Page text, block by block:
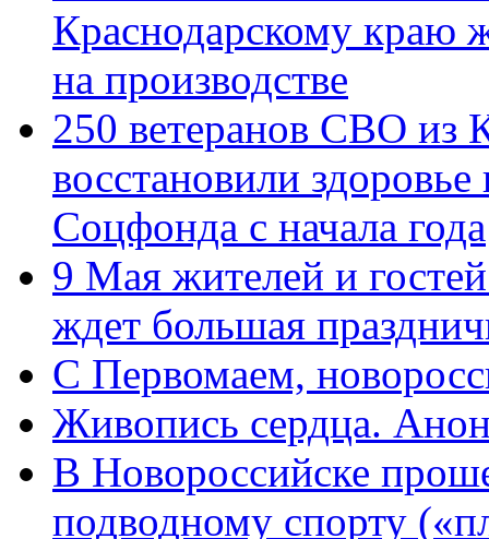
Краснодарскому краю
на производстве
250 ветеранов СВО из
восстановили
Соцфонда с начала года
9 Мая жителей и
ждет большая
C Первомаем,
Живопись сердца.
В Новороссийске
подводному спорту